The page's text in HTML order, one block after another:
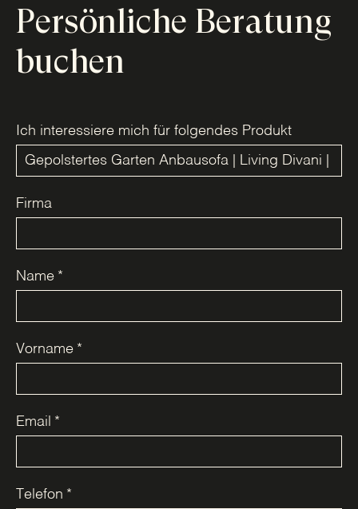
Persönliche Beratung
buchen
Ich interessiere mich für folgendes Produkt
Firma
Name *
Vorname *
Email *
Telefon *